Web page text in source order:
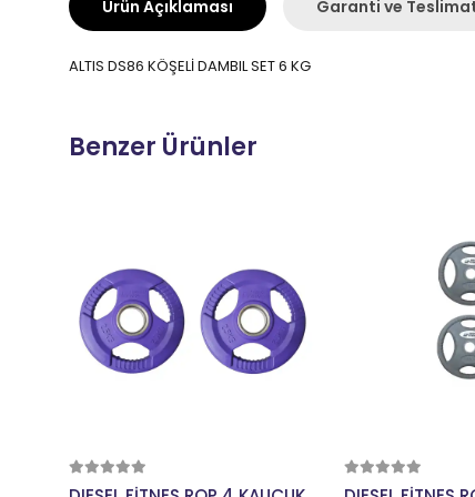
Ürün Açıklaması Garanti ve
ALTIS DS86 KÖŞELİ DAMBIL SET 6 KG
Benzer Ürünler